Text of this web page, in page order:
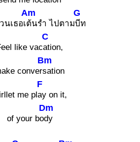
นเธอเ
Am
ต้นรำ ไปตาม
G
บีท
like vac
C
ation,
conver
Bm
sation
me pl
F
ay on it,
of your bo
Dm
dy